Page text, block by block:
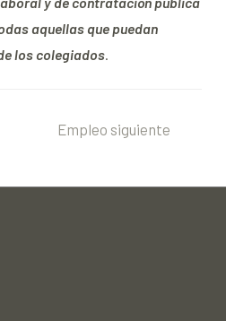
aquellas que puedan
los colegiados.
Empleo siguiente